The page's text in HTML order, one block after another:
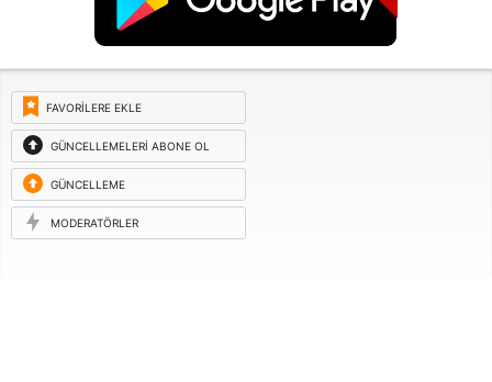
FAVORILERE EKLE
GÜNCELLEMELERI ABONE OL
GÜNCELLEME
ISTEĞI
MODERATÖRLER